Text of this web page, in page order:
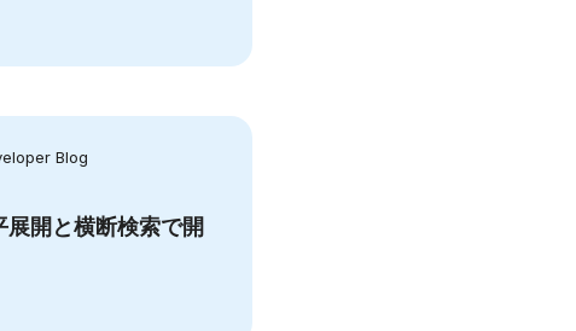
Blog
開と横断検索で開